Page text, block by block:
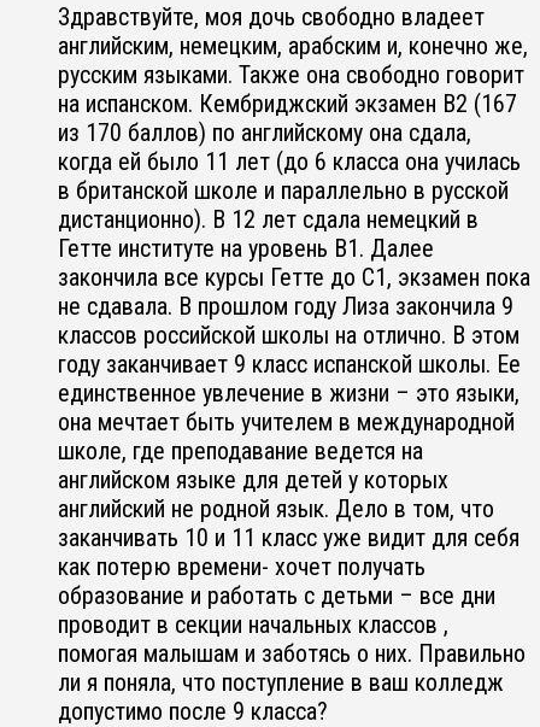
Здравствуйте, моя дочь свободно владеет
английским, немецким, арабским и, конечно же,
русским языками. Также она свободно говорит
на испанском. Кембриджский экзамен В2 (167
из 170 баллов) по английскому она сдала,
когда ей было 11 лет (до 6 класса она училась
в британской школе и параллельно в русской
дистанционно). В 12 лет сдала немецкий в
Гетте институте на уровень В1. Далее
закончила все курсы Гетте до С1, экзамен пока
не сдавала. В прошлом году Лиза закончила 9
классов российской школы на отлично. В этом
году заканчивает 9 класс испанской школы. Ее
единственное увлечение в жизни – это языки,
она мечтает быть учителем в международной
школе, где преподавание ведется на
английском языке для детей у которых
английский не родной язык. Дело в том, что
заканчивать 10 и 11 класс уже видит для себя
как потерю времени- хочет получать
образование и работать с детьми – все дни
проводит в секции начальных классов ,
помогая малышам и заботясь о них. Правильно
ли я поняла, что поступление в ваш колледж
допустимо после 9 класса?